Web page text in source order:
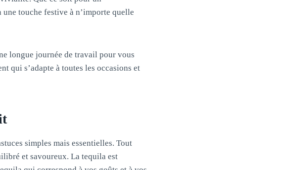
touche festive à n’importe quelle
longue journée de travail pour vous
qui s’adapte à toutes les occasions et
simples mais essentielles. Tout
et savoureux. La tequila est